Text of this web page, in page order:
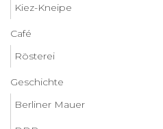
Kiez-Kneipe
Café
Rösterei
Geschichte
Berliner Mauer